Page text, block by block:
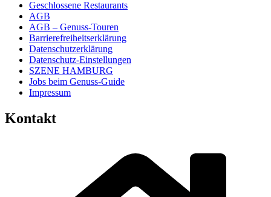
Geschlossene Restaurants
AGB
AGB – Genuss-Touren
Barrierefreiheitserklärung
Datenschutzerklärung
Datenschutz-Einstellungen
SZENE HAMBURG
Jobs beim Genuss-Guide
Impressum
Kontakt